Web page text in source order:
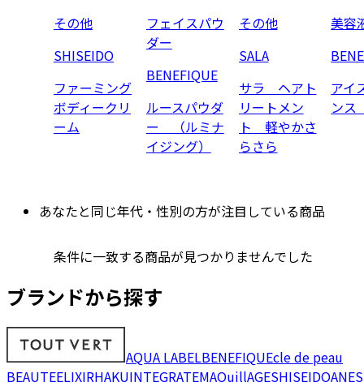
その他
SHISEIDO
ファーミング
ボディークリ
ーム
フェイスパウ
ダー
BENEFIQUE
ルースパウダ
ー （ルミナ
イジング）
その他
SALA
サラ ヘアト
リートメン
ト 軽やかさ
らさら
美容
アイ
ン
あなたと同じ年代・性別の方が注目している商品
条件に一致する商品が見つかりませんでした
ブランドから探す
AQUA LABELBENEFIQUEcle de peau
BEAUTEELIXIRHAKUINTEGRATEMAQuillAGESHISEIDO